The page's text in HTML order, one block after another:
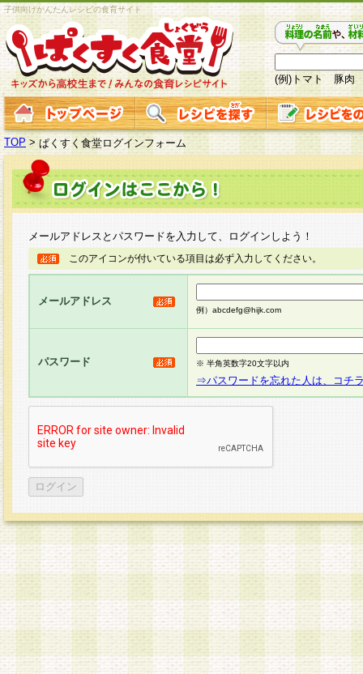
子供向けかんたんレシピの食育サイト
(例)トマト 豚肉
TOP > ぱくすく食堂ログインフォーム
メールアドレスとパスワードを入力して、ログインしよう！
このアイコンが付いている項目は必ず入力してください。
メールアドレス
例）abcdefg@hijk.com
パスワード ※ 半角英数字20文字以内
⇒パスワードを忘れた人は、コチ